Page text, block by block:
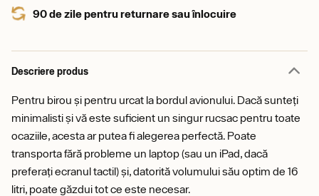
90 de zile pentru returnare sau înlocuire
Descriere produs
Pentru birou și pentru urcat la bordul avionului. Dacă sunteți
minimalisti și vă este suficient un singur rucsac pentru toate
ocaziile, acesta ar putea fi alegerea perfectă. Poate
transporta fără probleme un laptop (sau un iPad, dacă
preferați ecranul tactil) și, datorită volumului său optim de 16
litri, poate găzdui tot ce este necesar.